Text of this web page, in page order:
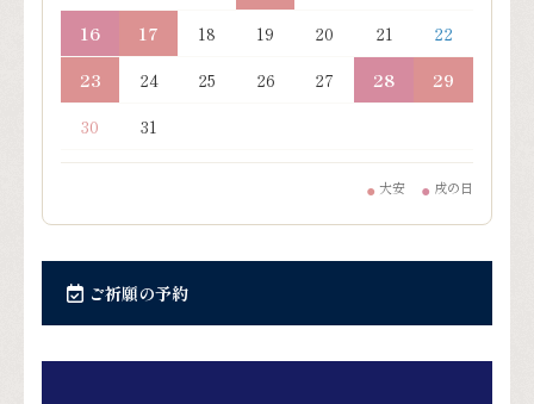
16
17 18 19 20 21
22
23
24 25 26 27 28
29
30
31
● 大安 ● 戌の日
ご祈願の予約